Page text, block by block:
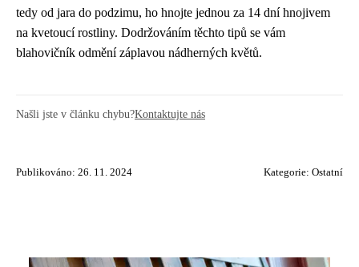
tedy od jara do podzimu, ho hnojte jednou za 14 dní hnojivem
na kvetoucí rostliny. Dodržováním těchto tipů se vám
blahovičník odmění záplavou nádherných květů.
Našli jste v článku chybu?Kontaktujte nás
Publikováno: 26. 11. 2024 Kategorie: Ostatní